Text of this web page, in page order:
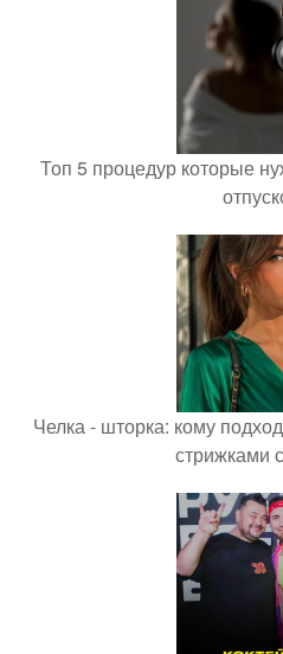
Топ 5 процедур которые
Челка - шторка: кому
стрижками